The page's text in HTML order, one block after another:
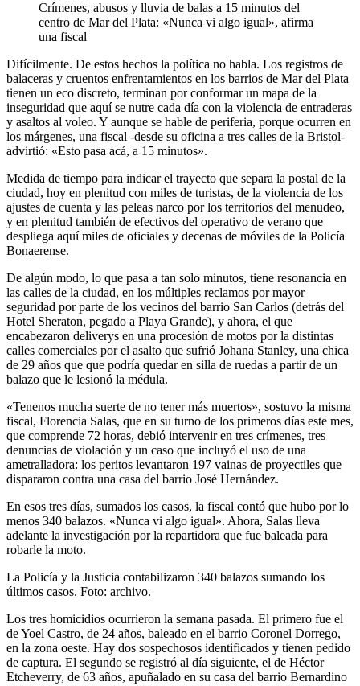
Crímenes, abusos y lluvia de balas a 15 minutos del
centro de Mar del Plata: «Nunca vi algo igual», afirma
una fiscal
Difícilmente. De estos hechos la política no habla. Los registros de
balaceras y cruentos enfrentamientos en los barrios de Mar del Plata
tienen un eco discreto, terminan por conformar un mapa de la
inseguridad que aquí se nutre cada día con la violencia de entraderas
y asaltos al voleo. Y aunque se hable de periferia, porque ocurren en
los márgenes, una fiscal -desde su oficina a tres calles de la Bristol-
advirtió: «Esto pasa acá, a 15 minutos».
Medida de tiempo para indicar el trayecto que separa la postal de la
ciudad, hoy en plenitud con miles de turistas, de la violencia de los
ajustes de cuenta y las peleas narco por los territorios del menudeo,
y en plenitud también de efectivos del operativo de verano que
despliega aquí miles de oficiales y decenas de móviles de la Policía
Bonaerense.
De algún modo, lo que pasa a tan solo minutos, tiene resonancia en
las calles de la ciudad, en los múltiples reclamos por mayor
seguridad por parte de los vecinos del barrio San Carlos (detrás del
Hotel Sheraton, pegado a Playa Grande), y ahora, el que
encabezaron deliverys en una procesión de motos por la distintas
calles comerciales por el asalto que sufrió Johana Stanley, una chica
de 29 años que que podría quedar en silla de ruedas a partir de un
balazo que le lesionó la médula.
«Tenenos mucha suerte de no tener más muertos», sostuvo la misma
fiscal, Florencia Salas, que en su turno de los primeros días este mes,
que comprende 72 horas, debió intervenir en tres crímenes, tres
denuncias de violación y un caso que incluyó el uso de una
ametralladora: los peritos levantaron 197 vainas de proyectiles que
dispararon contra una casa del barrio José Hernández.
En esos tres días, sumados los casos, la fiscal contó que hubo por lo
menos 340 balazos. «Nunca vi algo igual». Ahora, Salas lleva
adelante la investigación por la repartidora que fue baleada para
robarle la moto.
La Policía y la Justicia contabilizaron 340 balazos sumando los
últimos casos. Foto: archivo.
Los tres homicidios ocurrieron la semana pasada. El primero fue el
de Yoel Castro, de 24 años, baleado en el barrio Coronel Dorrego,
en la zona oeste. Hay dos sospechosos identificados y tienen pedido
de captura. El segundo se registró al día siguiente, el de Héctor
Etcheverry, de 63 años, apuñalado en su casa del barrio Bernardino